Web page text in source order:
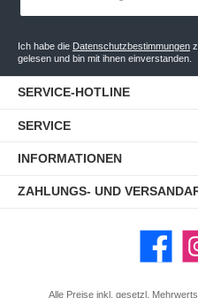
*
Ich habe die Datenschutzbestimmungen
gelesen und bin mit ihnen einverstanden.
SERVICE-HOTLINE
SERVICE
INFORMATIONEN
ZAHLUNGS- UND
Facebook
Alle Preise inkl. gesetzl.